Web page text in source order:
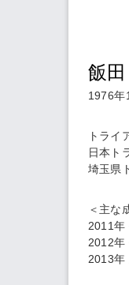
飯
1976年
トライ
日本ト
埼玉県
＜主な
2011年
2012年
2013年